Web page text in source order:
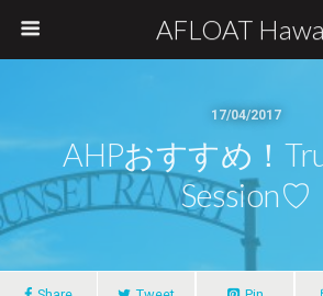
AFLOAT
17/04/2017
AHPおすすめ！
Session♡